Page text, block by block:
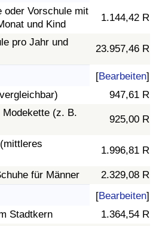
oder Vorschule mit
und Kind
1.144,42 R
pro Jahr und
23.957,46 R
[Bearbeiten]
947,61 R
(z. B.
925,00 R
1.996,81 R
für Männer 2.329,08 R
[Bearbeiten]
Stadtkern
1.364,54 R